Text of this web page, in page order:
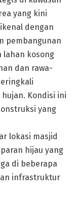
yang kini
dengan
pembangunan
lahan kosong
dan rawa-
Kondisi ini
yang
lokasi masjid
hijau yang
di beberapa
infrastruktur